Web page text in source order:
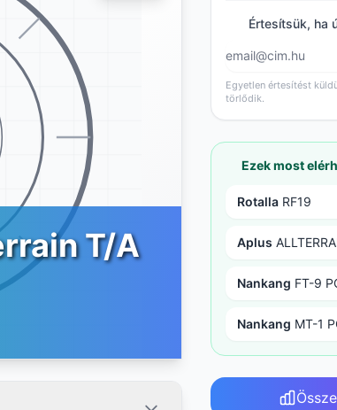
T/A
Értesítsük, ha
Egyetlen értesítést
törlődik.
Ezek most
Rotalla RF19
Aplus
Nankang FT-9
Nankang MT-1